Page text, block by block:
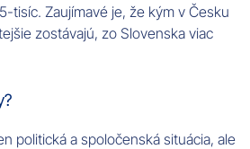
tisíc. Zaujímavé je, že kým v Česku
zostávajú, zo Slovenska viac
politická a spoločenská situácia, ale